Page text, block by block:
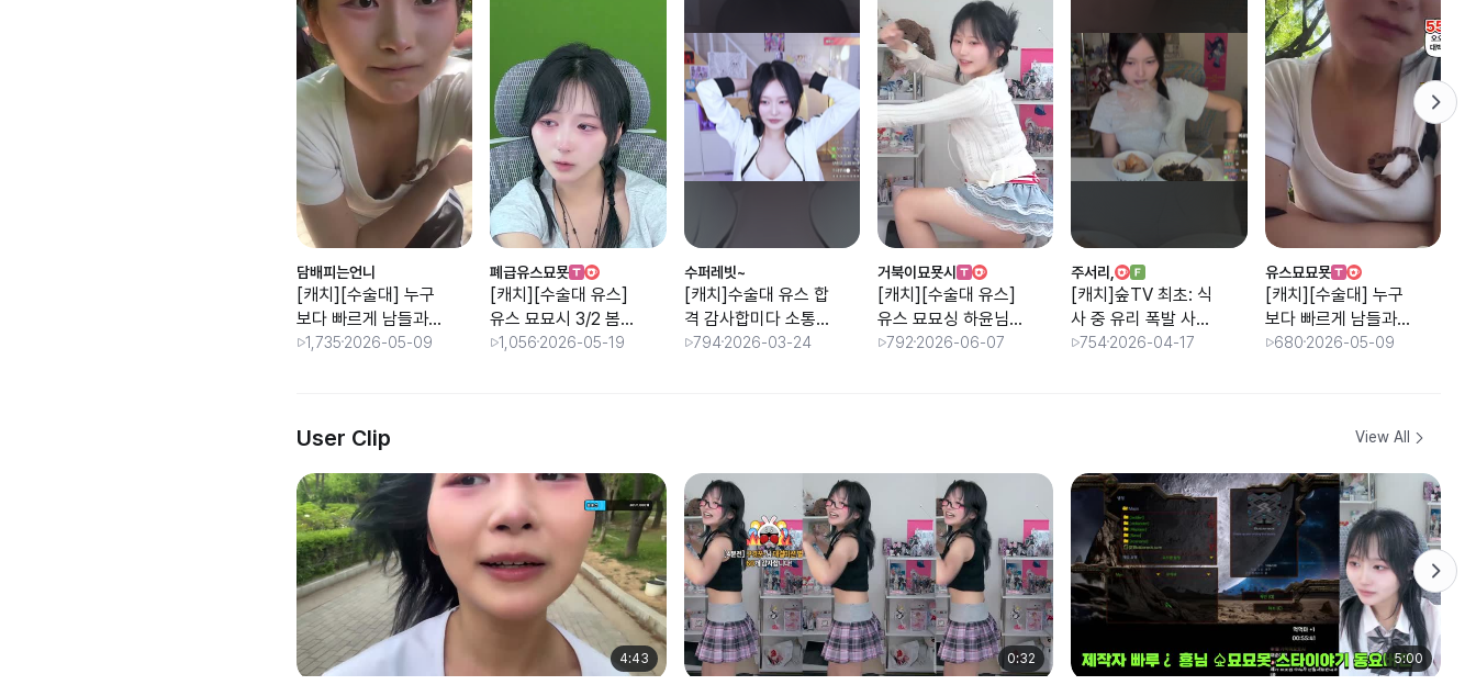
담배피는언니
[캐치][수술대] 누구
보다 빠르게 남들과
는 다르게
1,735 2026-05-09
폐급유스묘묫
[캐치][수술대 유스]
유스 묘묘시 3/2 봄
덕언니랑
1,0562026-05-19
수퍼레빗~
[캐치]수술대 유스 합
격 감사합미다 소통
소뚱짧방짧방
7942026-03-24
거북이묘묫시
[캐치][수술대 유스]
유스 묘묘싱 하윤님
이랑 3/2
7922026-06-07
주서리,
[캐치]숲TV 최초: 식
사 중 유리 폭발 사
고... 지금 응급 수술
7542026-04-17
유스묘묘묫
[캐치][수술대] 누구
보다 빠르게 남들과
는 다르게
6802026-05-09
User Clip View All
4:43 0:32 5:00